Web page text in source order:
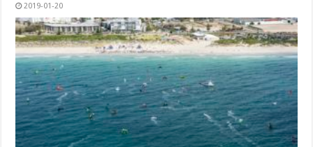
2019-01-20